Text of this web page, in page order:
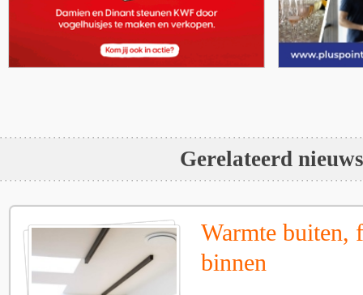
Gerelateerd nieuws
Warmte buiten,
binnen